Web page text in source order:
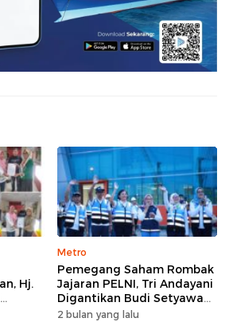
Hj.
Metro
Pemegang Saham Rombak
Jajaran PELNI, Tri Andayani
Digantikan Budi Setyawan
Wijaya sebagai Dirut
2 bulan yang lalu